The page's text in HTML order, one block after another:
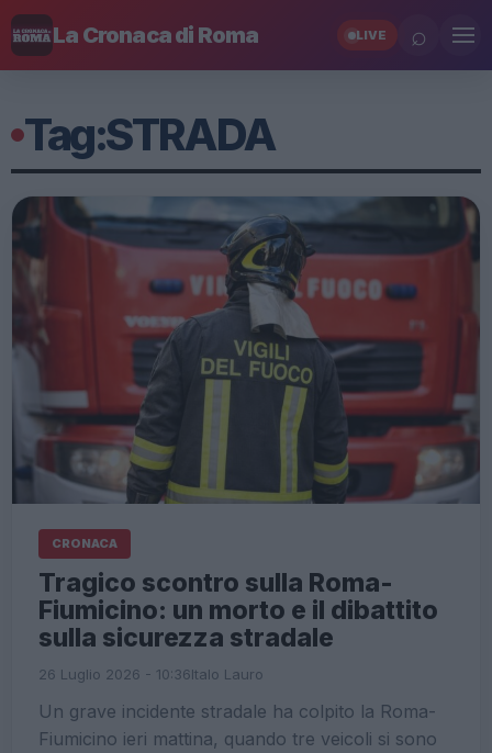
La Cronaca di Roma LIVE ⌕
Tag:STRADA
CRONACA
Tragico scontro sulla Roma-
Fiumicino: un morto e il dibattito
sulla sicurezza stradale
26 Luglio 2026 - 10:36Italo Lauro
Un grave incidente stradale ha colpito la Roma-
Fiumicino ieri mattina, quando tre veicoli si sono